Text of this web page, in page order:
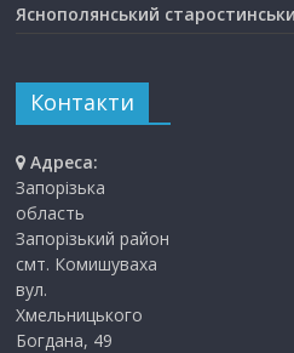
Яснополянський
Контакти
Адреса:
Запорізька
область
Запорізький район
смт. Комишуваха
вул.
Хмельницького
Богдана, 49